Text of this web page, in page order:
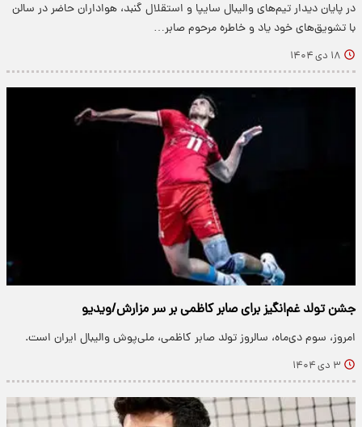
در پایان دیدار تیم‌های والیبال سایپا و استقلال گنبد، هواداران حاضر در سالن
با تشویق‌های خود یاد و خاطره مرحوم صابر…
۱۸ دی ۱۴۰۴
جشن تولد غم‌انگیز برای صابر کاظمی بر سر مزارش/ویدیو
امروز، سوم دی‌ماه، سالروز تولد صابر کاظمی، ملی‌پوش والیبال ایران است.
۳ دی ۱۴۰۴